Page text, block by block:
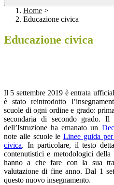
Home >
Educazione civica
Educazione civica
Il 5 settembre 2019 è entrata
è stato reintrodotto
scuole di ogni ordine e grado:
secondaria di secondo grado.
dell’Istruzione ha emanato un
note alle scuole le Linee guida per
civica. In particolare, il testo
contenutistici e metodologici
hanno a che fare con la sua
valutazione di fine anno. Dal 1
questo nuovo insegnamento.